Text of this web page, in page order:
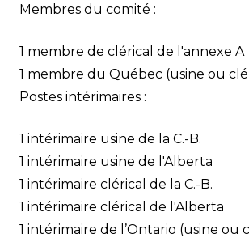
Membres du comité :
1 membre de clérical de l'annexe A
1 membre du Québec (usine ou
Postes intérimaires :
1 intérimaire usine de la C.-B.
1 intérimaire usine de l'Alberta
1 intérimaire clérical de la C.-B.
1 intérimaire clérical de l'Alberta
1 intérimaire de l’Ontario (usine ou